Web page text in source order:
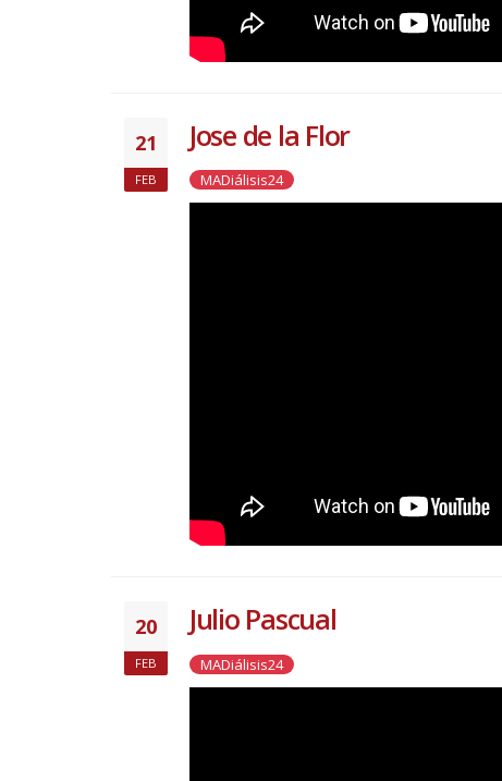
21
FEB
Jose de la Flor
MADiálisis24
20
FEB
Julio Pascual
MADiálisis24